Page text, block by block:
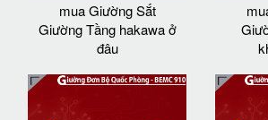
mua Giường Sắt
Giường Tầng hakawa ở
đâu